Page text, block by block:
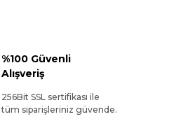
%100 Güvenli
Alışveriş
256Bit SSL sertifikası ile
tüm siparişleriniz güvende.